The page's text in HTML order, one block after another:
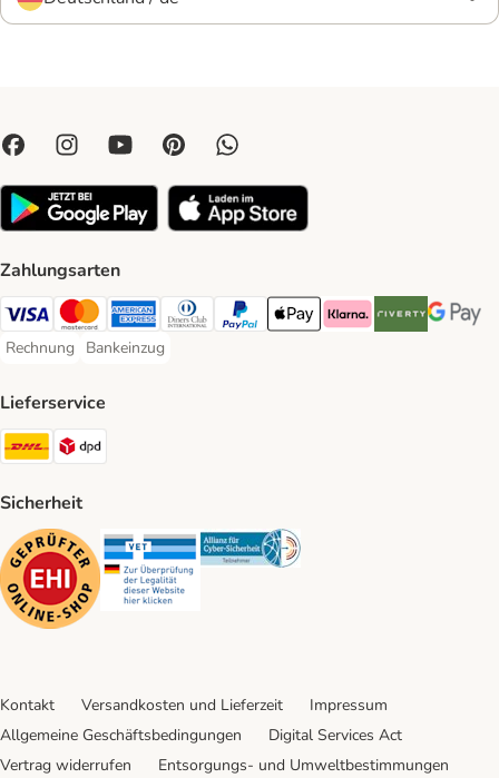
Zahlungsarten
Visa Payment Method
Mastercard Payment Method
American Express Payment Method
Diners Club Payment Method
PayPal Payment Method
Apple Pay Payment Method
Klarna Payment Method
Riverty Payment
Google
Rechnung
Rechnung Payment Method
Bankeinzug
Bankeinzug Payment Method
Lieferservice
DHL Shipping Method
Sicherheit
Security Security Security
Kontakt Versandkosten und Lieferzeit
Impressum
Allgemeine Geschäftsbedingungen
Digital Services Act
Vertrag widerrufen
Entsorgungs- und Umweltbestimmungen